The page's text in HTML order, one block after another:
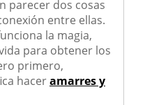
parecer dos cosas
entre ellas.
la magia,
para obtener los
primero,
haceramarres y